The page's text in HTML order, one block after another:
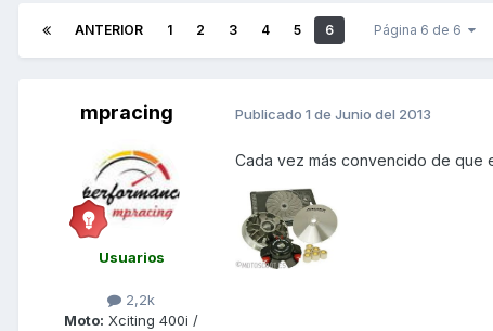
ANTERIOR 1 2 3 4 5 6 Página 6 de 6
mpracing
Usuarios
2,2k
Moto: Xciting 400i /
Publicado 1 de Junio del 2013
Cada vez más convencido de que